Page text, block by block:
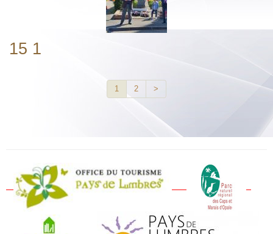
15 1
1 2 >